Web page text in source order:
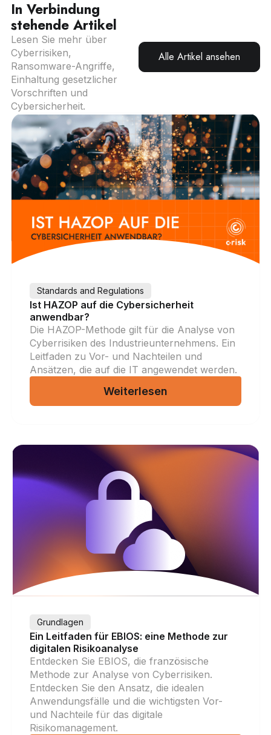
In Verbindung
stehende Artikel
Lesen Sie mehr über
Cyberrisiken,
Ransomware-Angriffe,
Einhaltung gesetzlicher
Vorschriften und
Cybersicherheit.
Alle Artikel ansehen
Standards and Regulations
Ist HAZOP auf die Cybersicherheit
anwendbar?
Die HAZOP-Methode gilt für die Analyse von
Cyberrisiken des Industrieunternehmens. Ein
Leitfaden zu Vor- und Nachteilen und
Ansätzen, die auf die IT angewendet werden.
Weiterlesen
Grundlagen
Ein Leitfaden für EBIOS: eine Methode zur
digitalen Risikoanalyse
Entdecken Sie EBIOS, die französische
Methode zur Analyse von Cyberrisiken.
Entdecken Sie den Ansatz, die idealen
Anwendungsfälle und die wichtigsten Vor-
und Nachteile für das digitale
Risikomanagement.